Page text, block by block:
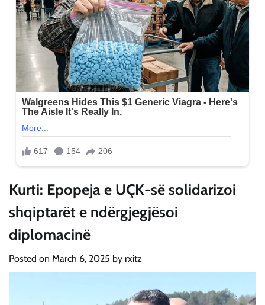
Kurti: Epopeja e UÇK-së solidarizoi
shqiptarët e ndërgjegjësoi
diplomacinë
Posted on March 6, 2025 by rxitz